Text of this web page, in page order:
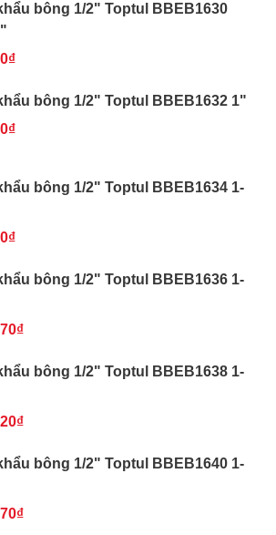
bông 1/2" Toptul BBEB1630
bông 1/2" Toptul BBEB1632 1"
bông 1/2" Toptul BBEB1634 1-
bông 1/2" Toptul BBEB1636 1-
bông 1/2" Toptul BBEB1638 1-
bông 1/2" Toptul BBEB1640 1-